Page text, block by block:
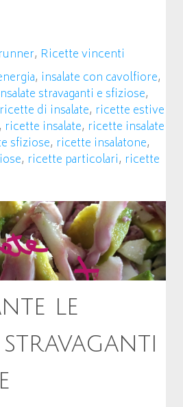
, Ricette vincenti
, insalate con cavolfiore,
stravaganti e sfiziose,
ricette di insalate, ricette estive
, ricette insalate, ricette insalate
sfiziose, ricette insalatone,
, ricette particolari, ricette
le
stravaganti